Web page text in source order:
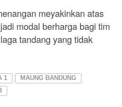
meyakinkan atas
modal berharga bagi tim
tandang yang tidak
1
MAUNG BANDUNG